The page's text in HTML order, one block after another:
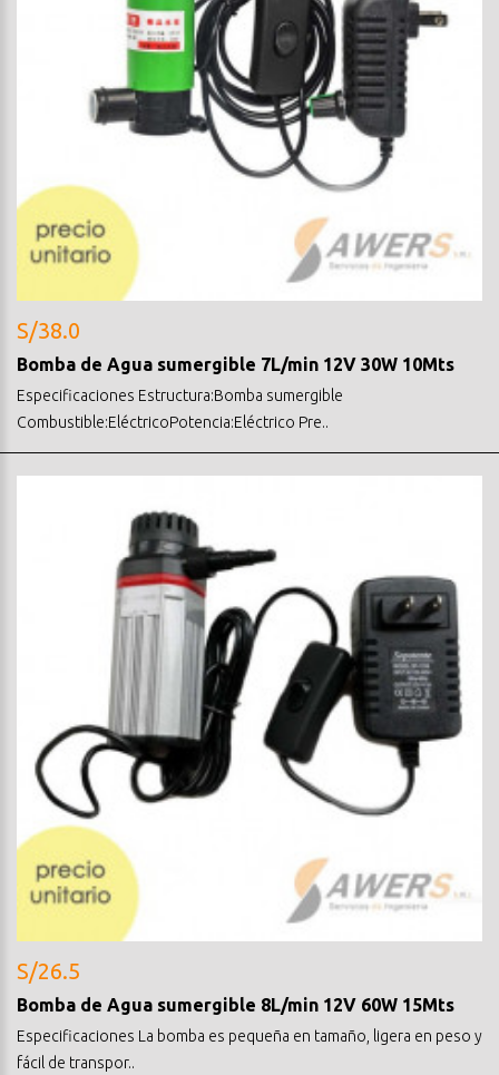
S/38.0
Bomba de Agua sumergible 7L/min 12V 30W 10Mts
Especificaciones Estructura:Bomba sumergible
Combustible:EléctricoPotencia:Eléctrico Pre..
S/26.5
Bomba de Agua sumergible 8L/min 12V 60W 15Mts
Especificaciones La bomba es pequeña en tamaño, ligera en peso y
fácil de transpor..